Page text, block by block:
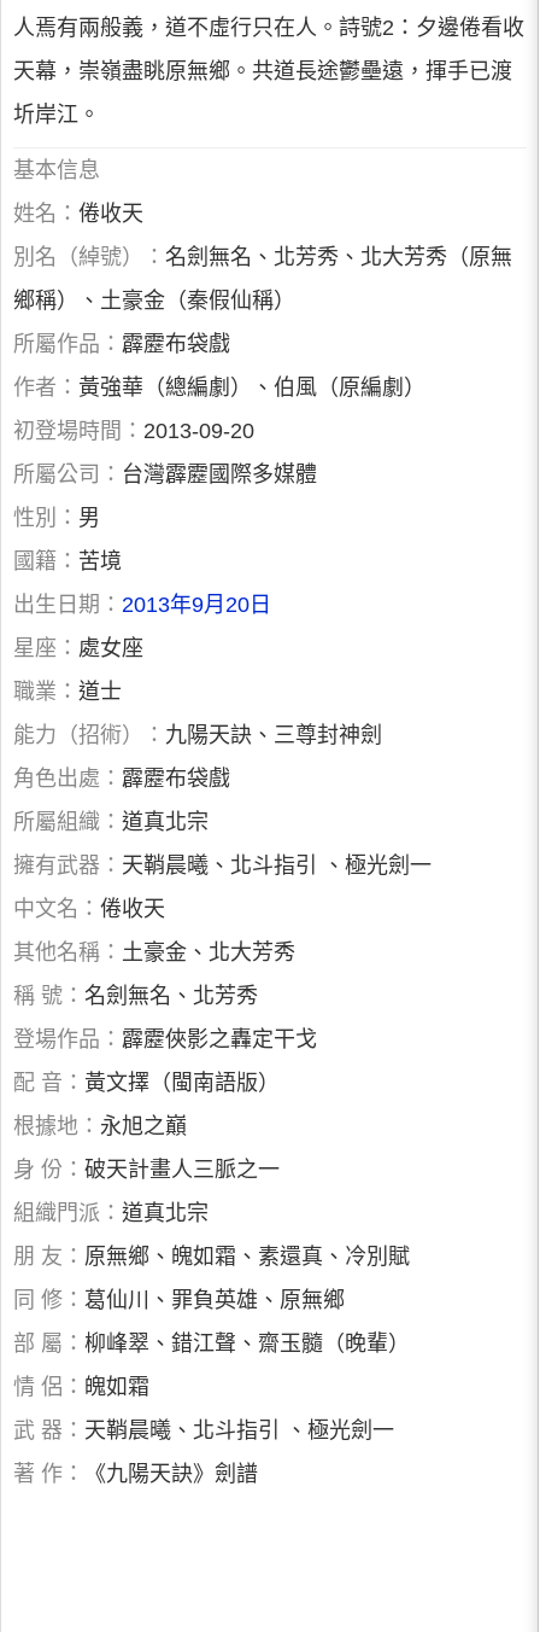
人焉有兩般義，道不虛行只在人。詩號2：夕邊倦看收
天幕，崇嶺盡眺原無鄉。共道長途鬱壘遠，揮手已渡
圻岸江。
基本信息
姓名： 倦收天
別名（綽號）： 名劍無名、北芳秀、北大芳秀（原無
鄉稱）、土豪金（秦假仙稱）
所屬作品： 霹靂布袋戲
作者： 黃強華（總編劇）、伯風（原編劇）
初登場時間： 2013-09-20
所屬公司： 台灣霹靂國際多媒體
性別： 男
國籍： 苦境
出生日期： 2013年9月20日
星座： 處女座
職業： 道士
能力（招術）： 九陽天訣、三尊封神劍
角色出處： 霹靂布袋戲
所屬組織： 道真北宗
擁有武器： 天鞘晨曦、北斗指引 、極光劍一
中文名： 倦收天
其他名稱： 土豪金、北大芳秀
稱 號： 名劍無名、北芳秀
登場作品： 霹靂俠影之轟定干戈
配 音： 黃文擇（閩南語版）
根據地： 永旭之巔
身 份： 破天計畫人三脈之一
組織門派： 道真北宗
朋 友： 原無鄉、魄如霜、素還真、冷別賦
同 修： 葛仙川、罪負英雄、原無鄉
部 屬： 柳峰翠、錯江聲、齋玉髓（晚輩）
情 侶： 魄如霜
武 器： 天鞘晨曦、北斗指引 、極光劍一
著 作：
《九陽天訣》劍譜